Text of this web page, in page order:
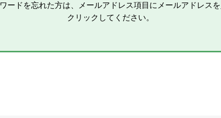
本規約は、本サービスの利用に関する一切の事項に適用され
ードを忘れた方は、メールアドレス項目にメールアドレス
クリックしてください。